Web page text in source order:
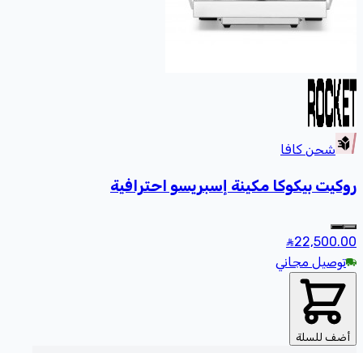
شحن كافا
روكيت بيكوكا مكينة إسبريسو احترافية
22,500.00
توصيل مجاني
أضف للسلة